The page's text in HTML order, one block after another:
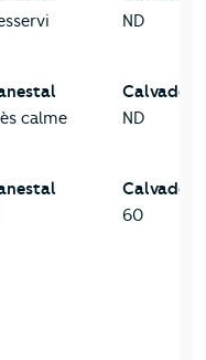
ND
calme
Calvados
ND
Calvados
60